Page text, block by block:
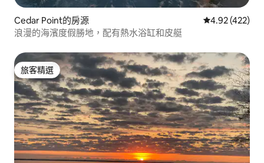
Cedar Point的房源 從 422 則評價
4.92 (422)
浪漫的海濱度假勝地，配有熱水浴缸和皮艇
旅客精選
旅客精選